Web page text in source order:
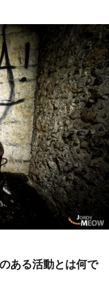
ある活動とは何で